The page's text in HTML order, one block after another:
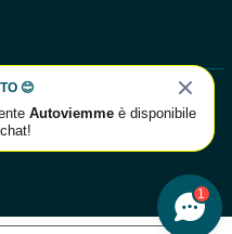
1
😊
Autoviemme è disponibile